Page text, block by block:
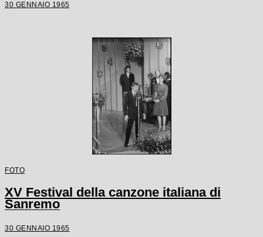
30 GENNAIO 1965
FOTO
XV Festival della canzone italiana di
Sanremo
30 GENNAIO 1965